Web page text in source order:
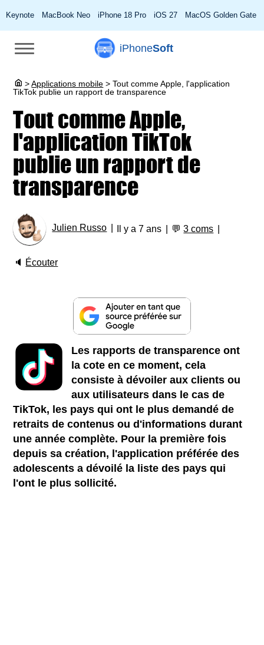
Keynote MacBook Neo iPhone 18 Pro iOS 27 MacOS Golden Gate
iPhoneSoft
> Applications mobile > Tout comme Apple, l'application
TikTok publie un rapport de transparence
Tout comme Apple,
l'application TikTok
publie un rapport de
transparence
Julien Russo Il y a 7 ans 💬3 coms
🔈 Écouter
Les rapports de transparence ont
la cote en ce moment, cela
consiste à dévoiler aux clients ou
aux utilisateurs dans le cas de
TikTok, les pays qui ont le plus demandé de
retraits de contenus ou d'informations durant
une année complète. Pour la première fois
depuis sa création, l'application préférée des
adolescents a dévoilé la liste des pays qui
l'ont le plus sollicité.